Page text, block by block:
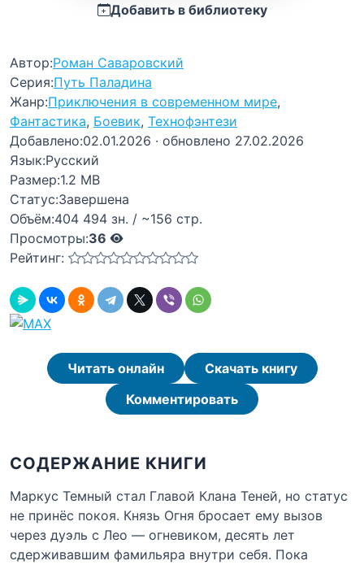
Добавить в библиотеку
Автор:Роман Саваровский
Серия:Путь Паладина
Жанр:Приключения в современном мире,
Фантастика, Боевик, Технофэнтези
Добавлено:02.01.2026 · обновлено 27.02.2026
Язык:Русский
Размер:1.2 MB
Статус:Завершена
Объём:404 494 зн. / ~156 стр.
Просмотры:36
Рейтинг:
Читать онлайн
Скачать книгу
Комментировать
СОДЕРЖАНИЕ КНИГИ
Маркус Темный стал Главой Клана Теней, но статус
не принёс покоя. Князь Огня бросает ему вызов
через дуэль с Лео — огневиком, десять лет
сдерживавшим фамильяра внутри себя. Пока